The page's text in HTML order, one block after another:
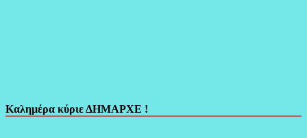
Καλημέρα κύριε ΔΗΜΑΡΧΕ !